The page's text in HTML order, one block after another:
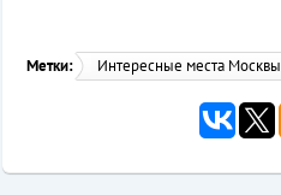
Метки: Интересные места Москвы